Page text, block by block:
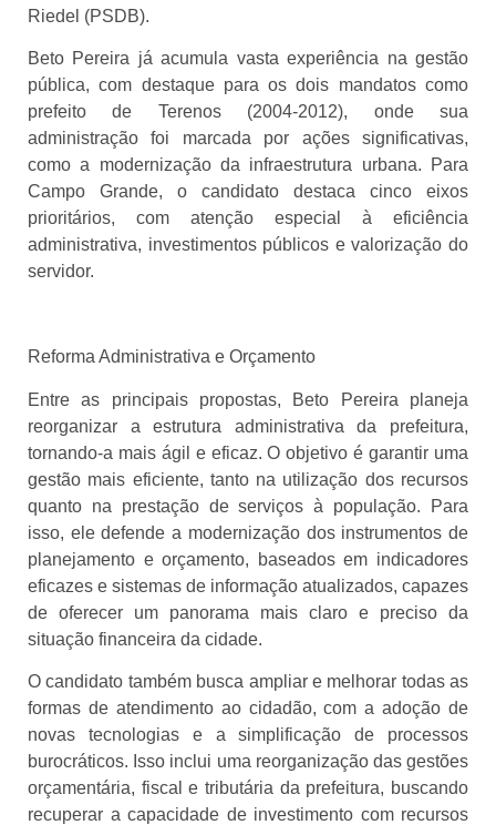
Riedel (PSDB).
Beto Pereira já acumula vasta experiência na gestão
pública, com destaque para os dois mandatos como
prefeito de Terenos (2004-2012), onde sua
administração foi marcada por ações significativas,
como a modernização da infraestrutura urbana. Para
Campo Grande, o candidato destaca cinco eixos
prioritários, com atenção especial à eficiência
administrativa, investimentos públicos e valorização do
servidor.
Reforma Administrativa e Orçamento
Entre as principais propostas, Beto Pereira planeja
reorganizar a estrutura administrativa da prefeitura,
tornando-a mais ágil e eficaz. O objetivo é garantir uma
gestão mais eficiente, tanto na utilização dos recursos
quanto na prestação de serviços à população. Para
isso, ele defende a modernização dos instrumentos de
planejamento e orçamento, baseados em indicadores
eficazes e sistemas de informação atualizados, capazes
de oferecer um panorama mais claro e preciso da
situação financeira da cidade.
O candidato também busca ampliar e melhorar todas as
formas de atendimento ao cidadão, com a adoção de
novas tecnologias e a simplificação de processos
burocráticos. Isso inclui uma reorganização das gestões
orçamentária, fiscal e tributária da prefeitura, buscando
recuperar a capacidade de investimento com recursos